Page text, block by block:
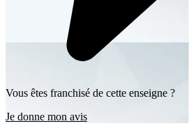
Vous êtes franchisé de cette enseigne ?
Je donne mon avis